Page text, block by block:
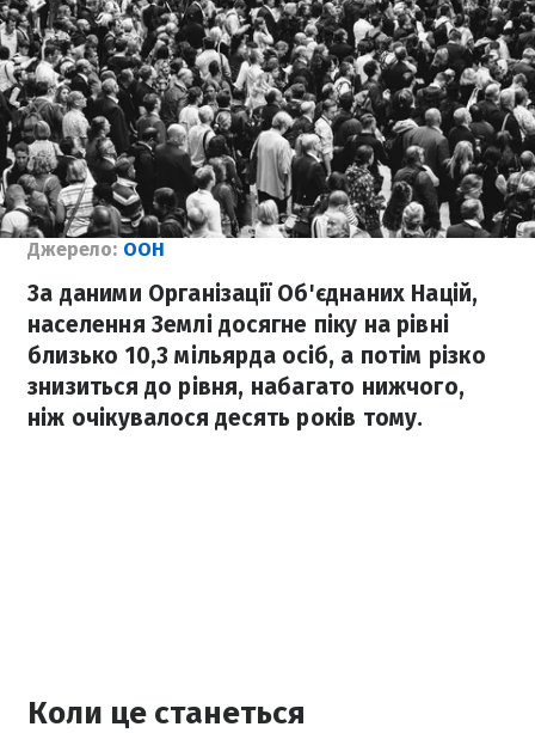
Джерело: ООН
За даними Організації Об'єднаних Націй,
населення Землі досягне піку на рівні
близько 10,3 мільярда осіб, а потім різко
знизиться до рівня, набагато нижчого,
ніж очікувалося десять років тому.
Коли це станеться